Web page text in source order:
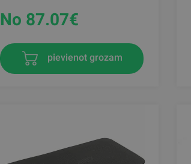
No 87.07€
pievienot grozam